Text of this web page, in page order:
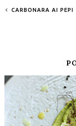
CARBONARA AI PEPI